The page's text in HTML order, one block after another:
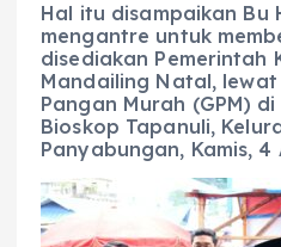
Hal itu disampaikan Bu
mengantre untuk
disediakan Pemerintah
Mandailing Natal,
Pangan Murah (GPM)
Bioskop Tapanuli,
Panyabungan, Kamis, 4